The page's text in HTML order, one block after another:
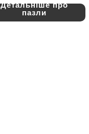
Детальніше про
пазли